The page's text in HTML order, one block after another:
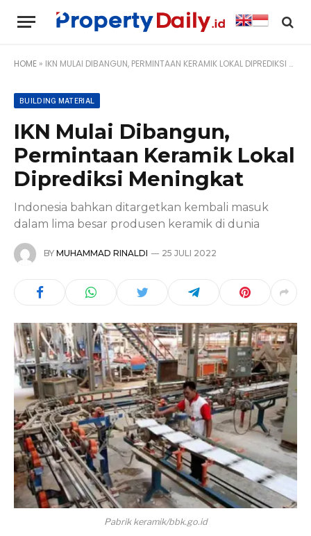
HOME » IKN MULAI DIBANGUN, PERMINTAAN KERAMIK LOKAL DIPREDIKSI MENINGKAT
BUILDING MATERIAL
IKN Mulai Dibangun,
Permintaan Keramik Lokal
Diprediksi Meningkat
Indonesia bahkan ditargetkan kembali masuk
dalam lima besar produsen keramik di dunia
BY MUHAMMAD RINALDI 25 JULI 2022
Pabrik keramik/bbk.go.id